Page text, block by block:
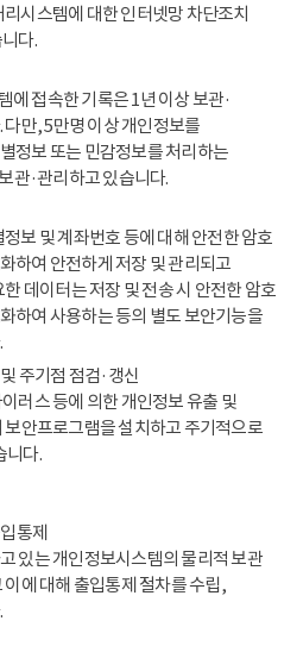
시스템에 대한 인터넷망 차단조치
다.
에 접속한 기록은 1년 이상 보관·
만, 5만명 이상 개인정보를
정보 또는 민감정보를 처리하는
관·관리하고 있습니다.
보 및 계좌번호 등에 대해 안전한 암호
하여 안전하게 저장 및 관리되고
데이터는 저장 및 전송 시 안전한 암호
하여 사용하는 등의 별도 보안기능을
주기점 점검·갱신
러스 등에 의한 개인정보 유출 및
보안프로그램을 설치하고 주기적으로
니다.
통제
있는 개인정보시스템의 물리적 보관
에 대해 출입통제 절차를 수립,